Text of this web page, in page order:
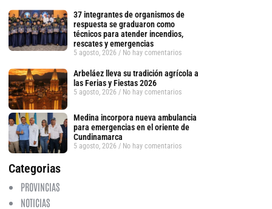
37 integrantes de organismos de
respuesta se graduaron como
técnicos para atender incendios,
rescates y emergencias
5 agosto, 2026 No hay comentarios
Arbeláez lleva su tradición agrícola a
las Ferias y Fiestas 2026
5 agosto, 2026 No hay comentarios
Medina incorpora nueva ambulancia
para emergencias en el oriente de
Cundinamarca
5 agosto, 2026 No hay comentarios
Categorias
PROVINCIAS
NOTICIAS